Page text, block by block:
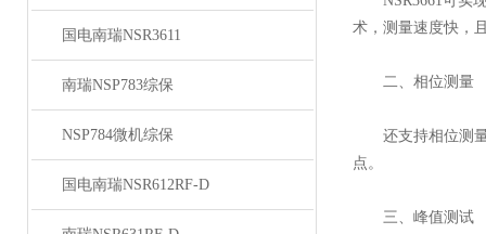
国电南瑞NSR3611
南瑞NSP783综保
NSP784微机综保
国电南瑞NSR612RF-D
术，测量速度快，
二、相位测量
还支持相位测量
点。
三、峰值测试